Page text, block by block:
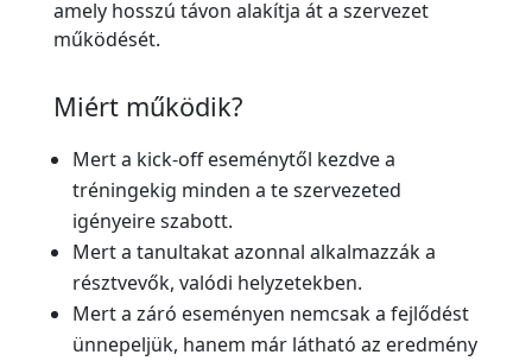
amely hosszú távon alakítja át a szervezet
működését.
Miért működik?
Mert a kick-off eseménytől kezdve a
tréningekig minden a te szervezeted
igényeire szabott.
Mert a tanultakat azonnal alkalmazzák a
résztvevők, valódi helyzetekben.
Mert a záró eseményen nemcsak a fejlődést
ünnepeljük, hanem már látható az eredmény